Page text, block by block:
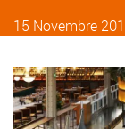
15 Novembre